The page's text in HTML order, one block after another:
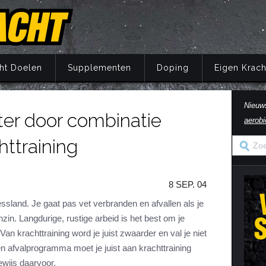
Trainingsprincipes
Krachttraining
Krachtoefeningen Benen
Krachtoefeningen Billen
Krachtoefeningen Rug
Belang van voeding
Vezels
Vitaminen
Doelen
Principes
Training
Voeding
Jaarprogramma
Jaarprogramma
Supplementen Doping
Wat is doping?
Eigen
Eigen Kracht
door combinatie
8 SEP. 04
Je gaat pas vet verbranden en afvallen als je
Langdurige, rustige arbeid is het best om je
krachttraining word je juist zwaarder en val je niet
afvalprogramma moet je juist aan krachttraining
daarvoor.